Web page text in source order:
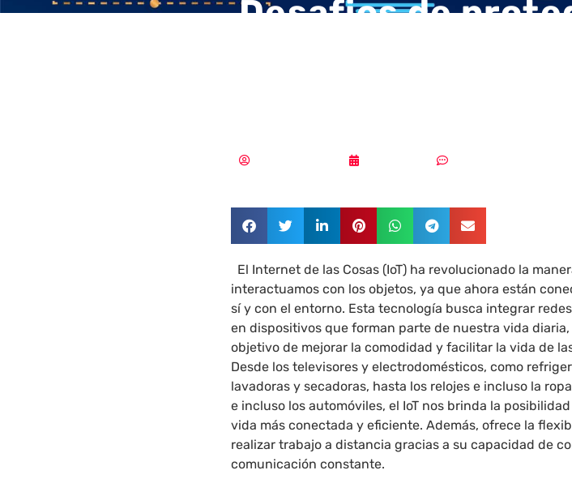
Desafios de
El Internet de las Cosas (IoT) ha revolucionado la
interactuamos con los objetos, ya que ahora están
sí y con el entorno. Esta tecnología busca integrar
en dispositivos que forman parte de nuestra vida diaria,
objetivo de mejorar la comodidad y facilitar la vida de
Desde los televisores y electrodomésticos, como
lavadoras y secadoras, hasta los relojes e incluso la
e incluso los automóviles, el IoT nos brinda la
vida más conectada y eficiente. Además, ofrece la
realizar trabajo a distancia gracias a su capacidad de
comunicación constante.